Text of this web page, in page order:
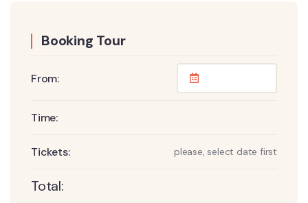
Booking Tour
From:
Time:
Tickets: please, select date first
Total: